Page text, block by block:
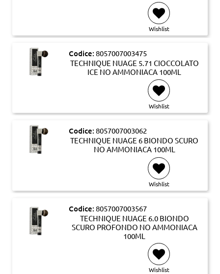
Wishlist
Codice: 8057007003475
TECHNIQUE NUAGE 5.71 CIOCCOLATO
ICE NO AMMONIACA 100ML
Wishlist
Codice: 8057007003062
TECHNIQUE NUAGE 6 BIONDO SCURO
NO AMMONIACA 100ML
Wishlist
Codice: 8057007003567
TECHNIQUE NUAGE 6.0 BIONDO
SCURO PROFONDO NO AMMONIACA
100ML
Wishlist